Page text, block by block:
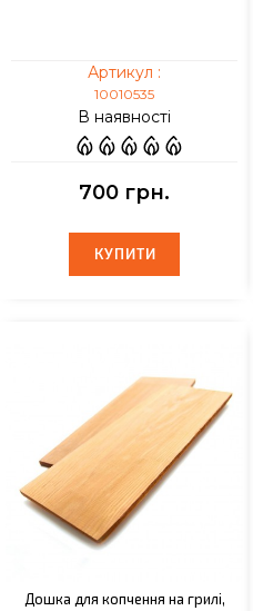
Артикул :
10010535
В наявності
700 грн.
КУПИТИ
КУПИТИ
Дошка для копчення на грилі,